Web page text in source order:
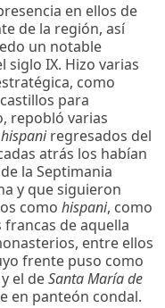
en ellos de
de la región, así
un notable
IX. Hizo varias
como
para
repobló varias
hispaniregresados del
atrás los habían
la Septimania
y que siguieron
como hispani, como
de aquella
entre ellos
frente puso como
el deSanta María de
en panteón condal.